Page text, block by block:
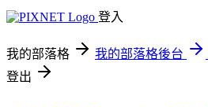
登入
我的部落格 我的部落格後台
登出